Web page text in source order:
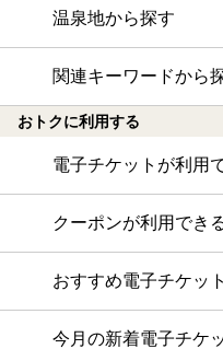
温泉地から探す
関連キーワードから
おトクに利用する
電子チケットが利用
クーポンが利用でき
おすすめ電子チケッ
今月の新着電子チケ